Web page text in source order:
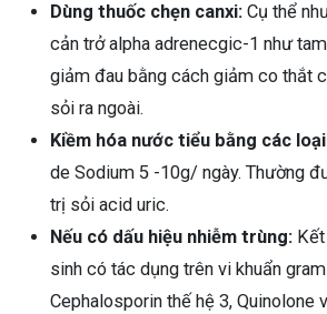
Dùng thuốc chẹn canxi: Cụ thể
cản trở alpha adrenecgic-1 như
giảm đau bằng cách giảm co thắt
sỏi ra ngoài.
Kiềm hóa nước tiểu bằng các
de Sodium 5 -10g/ ngày. Thường
trị sỏi acid uric.
Nếu có dấu hiệu nhiễm trùng:
sinh có tác dụng trên vi khuẩn
Cephalosporin thế hệ 3, Quinolone